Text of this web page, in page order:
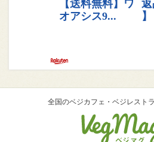
全国のベジカフェ・ベジレスト